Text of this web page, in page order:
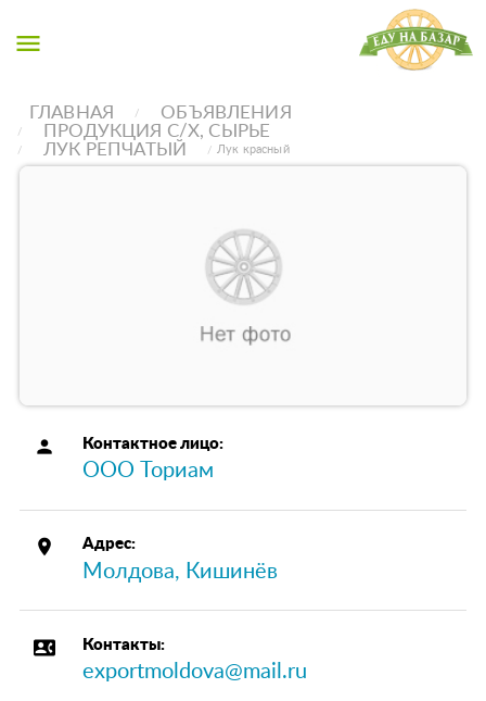
menu
ГЛАВНАЯ
ОБЪЯВЛЕНИЯ
ПРОДУКЦИЯ С/Х, СЫРЬЕ
ЛУК РЕПЧАТЫЙ
Лук красный
person Контактное лицо:
ООО Ториам
place Адрес:
Молдова, Кишинёв
contact_phone Контакты:
exportmoldova@mail.ru